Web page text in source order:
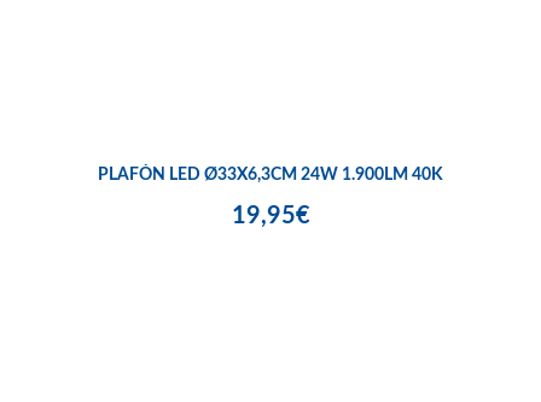
PLAFÓN LED Ø33X6,3CM 24W 1.900LM 40K
19,95€